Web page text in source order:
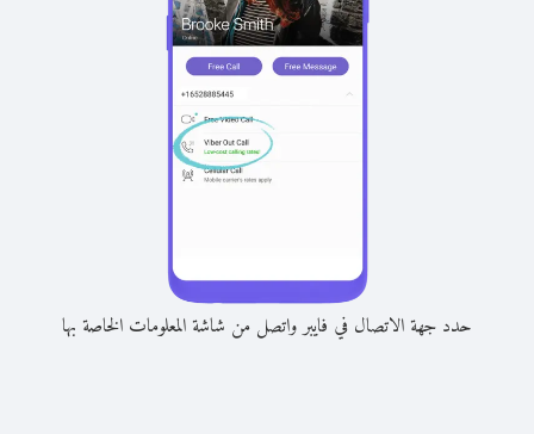
حدد جهة الاتصال في فايبر واتصل من شاشة المعلومات الخاصة بها